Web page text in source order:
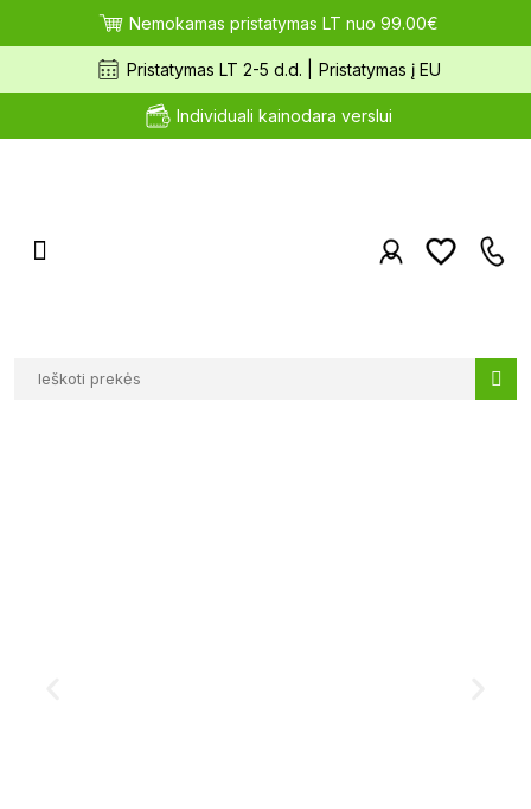
Nemokamas pristatymas LT nuo 99.00€
Pristatymas LT 2-5 d.d. | Pristatymas į EU
Individuali kainodara verslui